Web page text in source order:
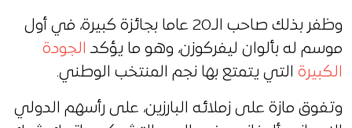
وظفر بذلك صاحب الـ20 عاما بجائزة كبيرة، في أول
موسم له بألوان ليفركوزن، وهو ما يؤكد الجودة
الكبيرة التي يتمتع بها نجم المنتخب الوطني.
وتفوق مازة على زملائه البارزين، على رأسهم الدولي